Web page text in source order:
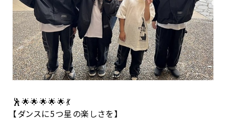
🕺🌟🌟🌟🌟🌟💃
【ダンスに5つ星の楽しさを】